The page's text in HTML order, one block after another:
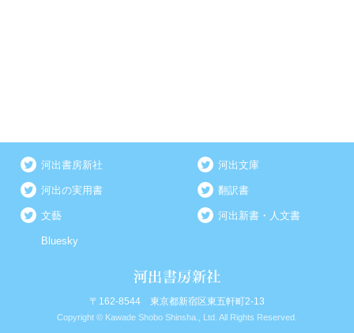
河出書房新社 河出文庫
河出の実用書 翻訳書
文藝 河出新書・人文書
Bluesky
〒162-8544 東京都新宿区東五軒町2-13
Copyright © Kawade Shobo Shinsha., Ltd. All Rights Reserved.